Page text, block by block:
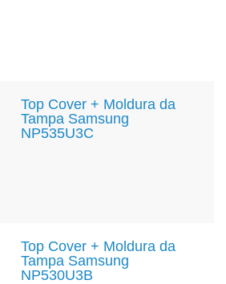
Top Cover + Moldura da
Tampa Samsung
NP535U3C
Top Cover + Moldura da
Tampa Samsung
NP530U3B